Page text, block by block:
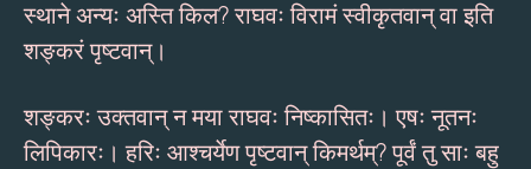
स्थाने अन्यः अस्ति किल? राघवः विरामं स्वीकृतवान् वा इति
शङ्करं पृष्टवान्।
शङ्करः उक्तवान् न मया राघवः निष्कासितः। एषः नूतनः
लिपिकारः। हरिः आश्चर्येण पृष्टवान् किमर्थम्? पूर्वं तु साः बहु